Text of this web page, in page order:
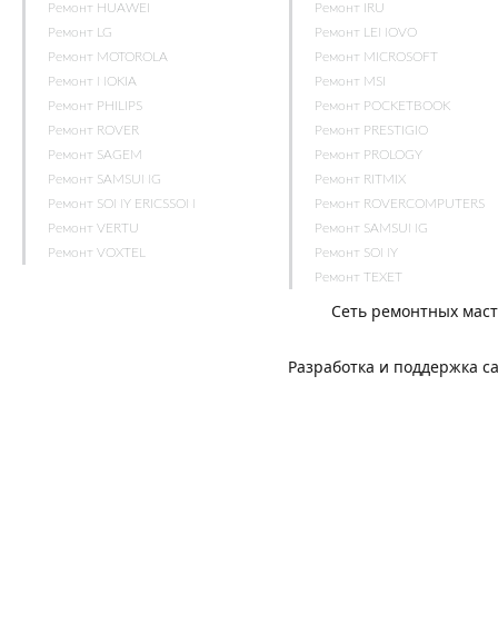
Ремонт HUAWEI
Ремонт LG
Ремонт MOTOROLA
Ремонт NOKIA
Ремонт PHILIPS
Ремонт ROVER
Ремонт SAGEM
Ремонт SAMSUNG
Ремонт SONY ERICSSON
Ремонт VERTU
Ремонт VOXTEL
Ремонт IRU
Ремонт LENOVO
Ремонт MICROSOFT
Ремонт MSI
Ремонт POCKETBOOK
Ремонт PRESTIGIO
Ремонт PROLOGY
Ремонт RITMIX
Ремонт ROVERCOMPUTERS
Ремонт SAMSUNG
Ремонт SONY
Ремонт TEXET
Сеть ремонтных
Разработка и поддержка